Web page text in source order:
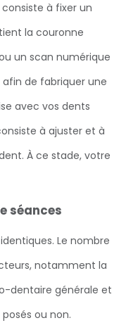
à fixer un
la couronne
un scan numérique
de fabriquer une
avec vos dents
à ajuster et à
À ce stade, votre
séances
Le nombre
notamment la
dentaire générale et
ou non.